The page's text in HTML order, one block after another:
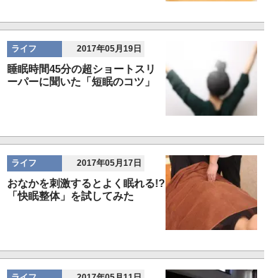
ライフ 2017年05月19日
睡眠時間45分の超ショートスリ
ーパーに聞いた「短眠のコツ」
ライフ 2017年05月17日
おなかを刺激するとよく眠れる!?
「快眠整体」を試してみた